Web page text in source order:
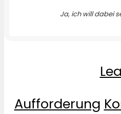
Ja, ich will dabei
Aufforderung